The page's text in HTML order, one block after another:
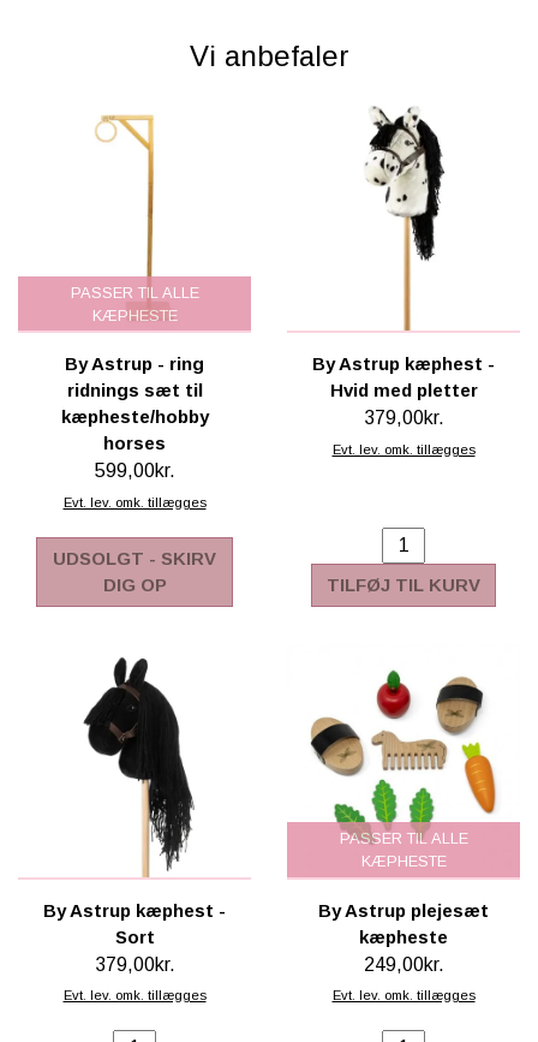
Vi anbefaler
PASSER TIL ALLE
KÆPHESTE
By Astrup - ring
ridnings sæt til
kæpheste/hobby
horses
599,00kr.
Evt. lev. omk. tillægges
UDSOLGT - SKIRV
DIG OP
By Astrup kæphest -
Hvid med pletter
379,00kr.
Evt. lev. omk. tillægges
TILFØJ TIL KURV
By Astrup kæphest -
Sort
379,00kr.
Evt. lev. omk. tillægges
PASSER TIL ALLE
KÆPHESTE
By Astrup plejesæt
kæpheste
249,00kr.
Evt. lev. omk. tillægges